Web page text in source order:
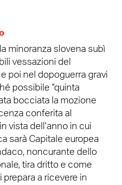
minoranza slovena subì
vessazioni del
poi nel dopoguerra gravi
possibile “quinta
bocciata la mozione
conferita al
vista dell’anno in cui
sarà Capitale europea
noncurante dello
tira dritto e come
prepara a ricevere in